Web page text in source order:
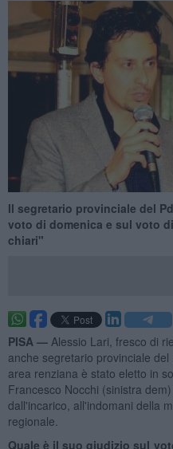
Il segretario provinciale del
voto di domenica e sul voto
chiari"
PISA — Alessio Lari, fresco di
anche segretario provinciale
area renziana è stato eletto in
Francesco Nocchi (sinistra
dall'incarico, all'indomani della
regionale.
Quale è il suo giudizio sul